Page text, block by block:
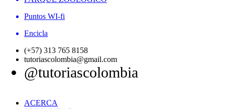
Puntos WI-fi
Encicla
(+57) 313 765 8158
tutoriascolombia@gmail.com
@tutoriascolombia
ACERCA